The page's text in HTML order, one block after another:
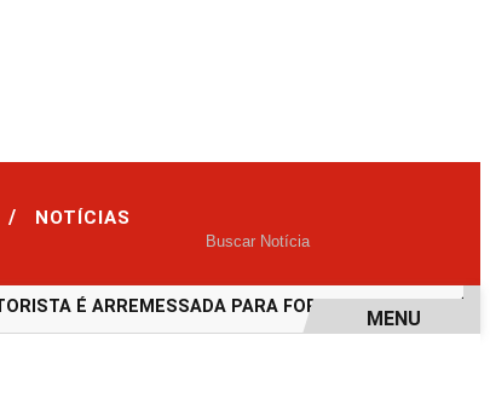
/ NOTÍCIAS
É ARREMESSADA PARA FORA DO CARRO APÓS
MENU